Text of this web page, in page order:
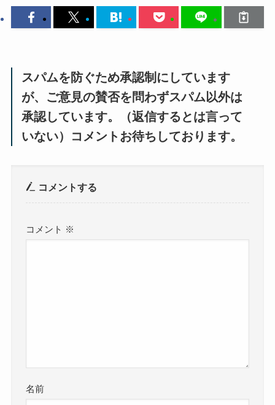
スパムを防ぐため承認制にしています
が、ご意見の賛否を問わずスパム以外は
承認しています。（返信するとは言って
いない）コメントお待ちしております。
コメントする
コメント ※
名前